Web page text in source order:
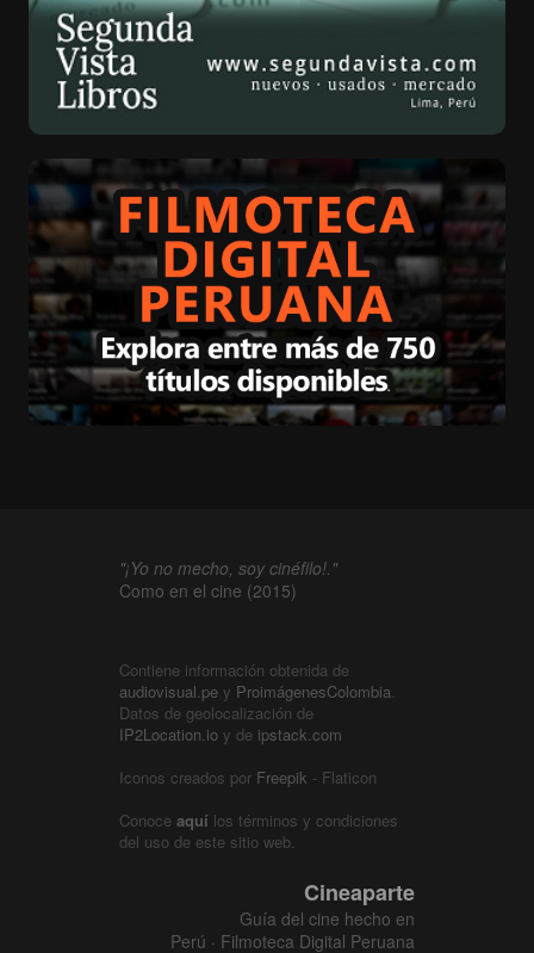
"¡Yo no mecho, soy cinéfilo!."
Como en el cine (2015)
Contiene información obtenida de
audiovisual.pe y ProimágenesColombia.
Datos de geolocalización de
IP2Location.io y de ipstack.com
Iconos creados por Freepik - Flaticon
Conoce aquí los términos y condiciones
del uso de este sitio web.
Cineaparte
Guía del cine hecho en
Perú · Filmoteca Digital Peruana